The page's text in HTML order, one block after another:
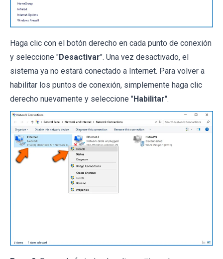
Haga clic con el botón derecho en cada punto de conexión
y seleccione "Desactivar". Una vez desactivado, el
sistema ya no estará conectado a Internet. Para volver a
habilitar los puntos de conexión, simplemente haga clic
derecho nuevamente y seleccione "Habilitar".